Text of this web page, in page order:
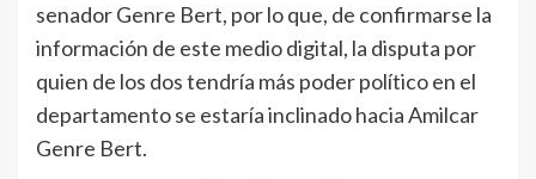
senador Genre Bert, por lo que, de confirmarse la
información de este medio digital, la disputa por
quien de los dos tendría más poder político en el
departamento se estaría inclinado hacia Amilcar
Genre Bert.